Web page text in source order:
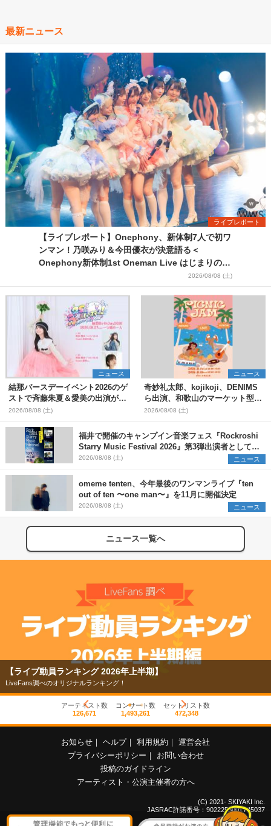
最新ニュース
ライブレポート
【ライブレポート】Onephony、新体制7人で初ワ
ンマン！乃咲みり＆今田優衣が決意語る＜
Onephony新体制1st Oneman Live はじまりの夏
2026/08/08 (土)
ニュース
結那バースデーイベント2026のゲ
ストで斉藤朱夏＆愛美の出演が決
定
2026/08/08 (土)
ニュース
奇妙礼太郎、kojikoji、DENIMS
ら出演、和歌山のマーケット型野
外イベント『PICNIC JAM
2026』早割チケット発売開始
2026/08/08 (土)
福井で開催のキャンプイン音楽フェス『Rockroshi
Starry Music Festival 2026』第3弾出演者として
SCOOBIE DO、かりゆし58、Reiを発表
2026/08/08 (土) ニュース
omeme tenten、今年最後のワンマンライブ『ten
out of ten 〜one man〜』を11月に開催決定
2026/08/08 (土) ニュース
ニュース一覧へ
【ライブ動員ランキング 2026年上半期】
LiveFans調べのオリジナルランキング！
アーティスト数
126,671
コンサート数
1,493,261
セットリスト数
472,348
お知らせ ヘルプ 利用規約
運営会社
プライバシーポリシー
お問い合わせ
投稿のガイドライン
アーティスト・公演主催者の方へ
(C) 2021- SKIYAKI Inc.
JASRAC許諾番号：9022255001Y45037